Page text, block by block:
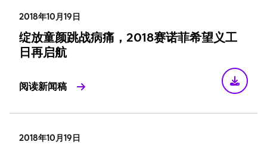
2018年10月19日
绽放童颜跳战病痛，2018赛诺菲希望义工
日再启航
阅读新闻稿
2018年10月19日